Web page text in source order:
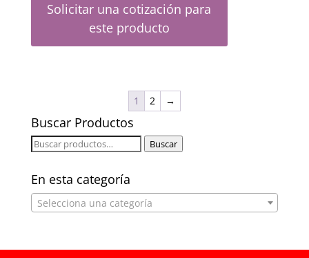
Solicitar una cotización para
este producto
1 2 →
Buscar Productos
Buscar
Buscar
En esta categoría
Selecciona una categoría